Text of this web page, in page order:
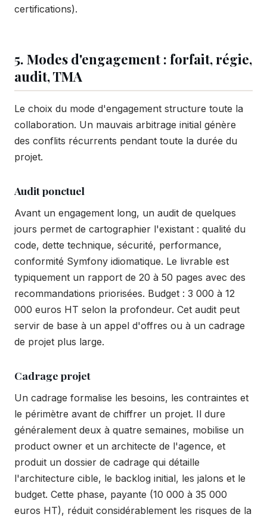
certifications).
5. Modes d'engagement : forfait, régie,
audit, TMA
Le choix du mode d'engagement structure toute la
collaboration. Un mauvais arbitrage initial génère
des conflits récurrents pendant toute la durée du
projet.
Audit ponctuel
Avant un engagement long, un audit de quelques
jours permet de cartographier l'existant : qualité du
code, dette technique, sécurité, performance,
conformité Symfony idiomatique. Le livrable est
typiquement un rapport de 20 à 50 pages avec des
recommandations priorisées. Budget : 3 000 à 12
000 euros HT selon la profondeur. Cet audit peut
servir de base à un appel d'offres ou à un cadrage
de projet plus large.
Cadrage projet
Un cadrage formalise les besoins, les contraintes et
le périmètre avant de chiffrer un projet. Il dure
généralement deux à quatre semaines, mobilise un
product owner et un architecte de l'agence, et
produit un dossier de cadrage qui détaille
l'architecture cible, le backlog initial, les jalons et le
budget. Cette phase, payante (10 000 à 35 000
euros HT), réduit considérablement les risques de la